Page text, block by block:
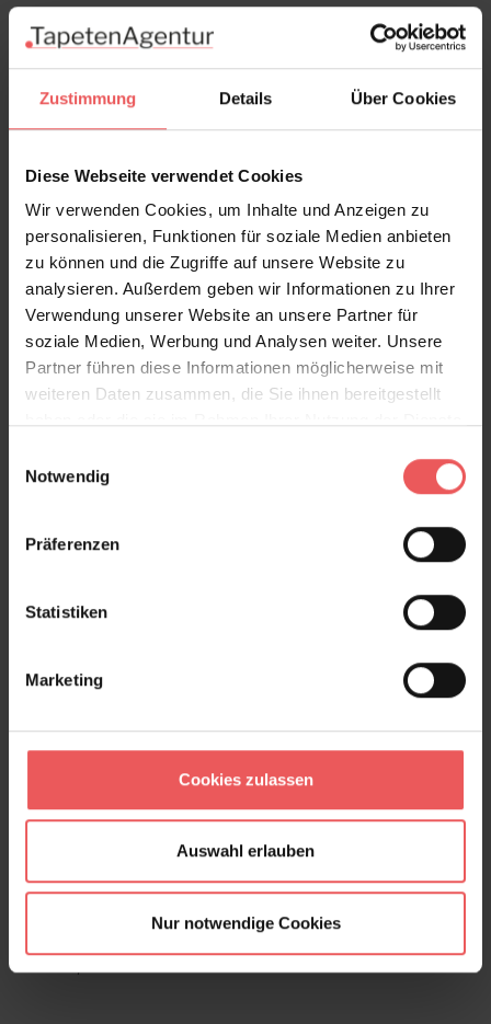
Zustimmung Details Über Cookies
Diese Webseite verwendet Cookies
Wir verwenden Cookies, um Inhalte und Anzeigen zu
personalisieren, Funktionen für soziale Medien anbieten
zu können und die Zugriffe auf unsere Website zu
analysieren. Außerdem geben wir Informationen zu Ihrer
Verwendung unserer Website an unsere Partner für
soziale Medien, Werbung und Analysen weiter. Unsere
Partner führen diese Informationen möglicherweise mit
weiteren Daten zusammen, die Sie ihnen bereitgestellt
Notwendig
Präferenzen
Statistiken
Marketing
Cookies zulassen
Auswahl erlauben
Nur notwendige Cookies
Rye | Copper
551,00 €